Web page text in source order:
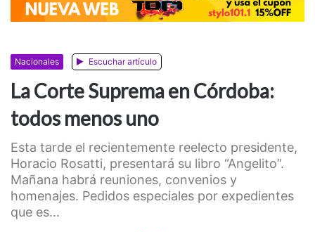
Nacionales Escuchar artículo
La Corte Suprema en Córdoba:
todos menos uno
Esta tarde el recientemente reelecto presidente,
Horacio Rosatti, presentará su libro “Angelito”.
Mañana habrá reuniones, convenios y
homenajes. Pedidos especiales por expedientes
que es...